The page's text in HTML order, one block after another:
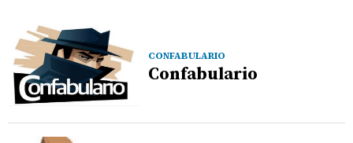
CONFABULARIO
Confabulario